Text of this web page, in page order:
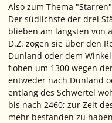
Also zum Thema
Der südlichste der drei
blieben am längsten von
D.Z. zogen sie über den
Dunland oder dem
flohen um 1300 wegen
entweder nach Dunland
entlang des Schwertel
bis nach 2460; zur Zeit
mehr bestanden zu